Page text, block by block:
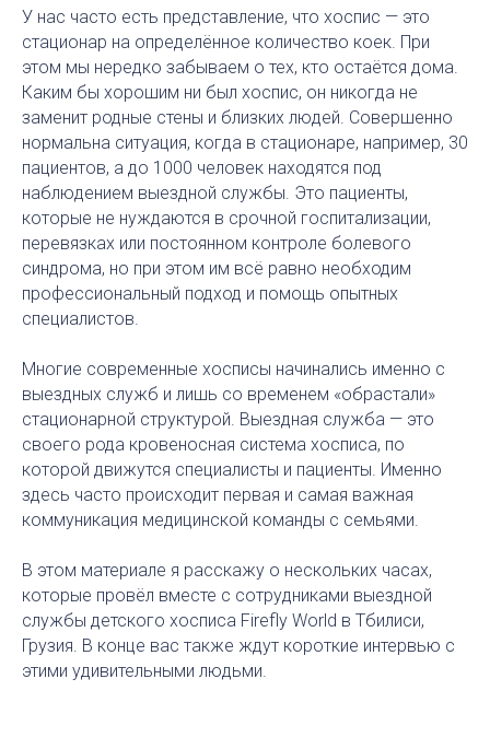
У нас часто есть представление, что хоспис — это
стационар на определённое количество коек. При
этом мы нередко забываем о тех, кто остаётся дома.
Каким бы хорошим ни был хоспис, он никогда не
заменит родные стены и близких людей. Совершенно
нормальна ситуация, когда в стационаре, например, 30
пациентов, а до 1000 человек находятся под
наблюдением выездной службы. Это пациенты,
которые не нуждаются в срочной госпитализации,
перевязках или постоянном контроле болевого
синдрома, но при этом им всё равно необходим
профессиональный подход и помощь опытных
специалистов.
Многие современные хосписы начинались именно с
выездных служб и лишь со временем «обрастали»
стационарной структурой. Выездная служба — это
своего рода кровеносная система хосписа, по
которой движутся специалисты и пациенты. Именно
здесь часто происходит первая и самая важная
коммуникация медицинской команды с семьями.
В этом материале я расскажу о нескольких часах,
которые провёл вместе с сотрудниками выездной
службы детского хосписа Firefly World в Тбилиси,
Грузия. В конце вас также ждут короткие интервью с
этими удивительными людьми.